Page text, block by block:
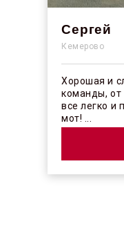
Сергей
Кемерово
Хорошая и
команды, от
все легко и
мот! ...